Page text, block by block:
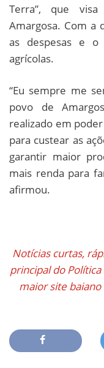
Terra”, que
Amargosa. Com a
as despesas e o
agrícolas.
“Eu sempre me
povo de
realizado em
para custear as
garantir maior
mais renda para
afirmou.
Notícias curtas,
principal do
maior site